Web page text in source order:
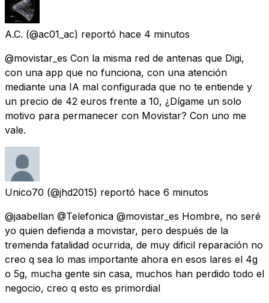
A.C. (@ac01_ac) reportó hace 4 minutos
@movistar_es Con la misma red de antenas que Digi,
con una app que no funciona, con una atención
mediante una IA mal configurada que no te entiende y
un precio de 42 euros frente a 10, ¿Dígame un solo
motivo para permanecer con Movistar? Con uno me
vale.
Unico70 (@jhd2015) reportó hace 6 minutos
@jaabellan @Telefonica @movistar_es Hombre, no seré
yo quien defienda a movistar, pero después de la
tremenda fatalidad ocurrida, de muy dificil reparación no
creo q sea lo mas importante ahora en esos lares el 4g
o 5g, mucha gente sin casa, muchos han perdido todo el
negocio, creo q esto es primordial